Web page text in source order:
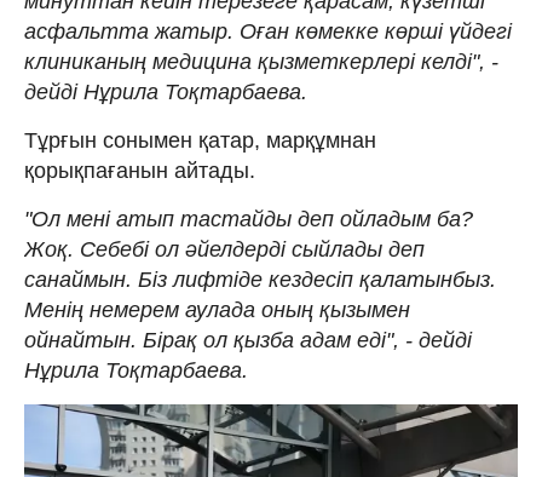
асфальтта жатыр. Оған көмекке көрші үйдегі
клиниканың медицина қызметкерлері келді", -
дейді Нұрила Тоқтарбаева.
Тұрғын сонымен қатар, марқұмнан
қорықпағанын айтады.
"Ол мені атып тастайды деп ойладым ба?
Жоқ. Себебі ол әйелдерді сыйлады деп
санаймын. Біз лифтіде кездесіп қалатынбыз.
Менің немерем аулада оның қызымен
ойнайтын. Бірақ ол қызба адам еді", - дейді
Нұрила Тоқтарбаева.